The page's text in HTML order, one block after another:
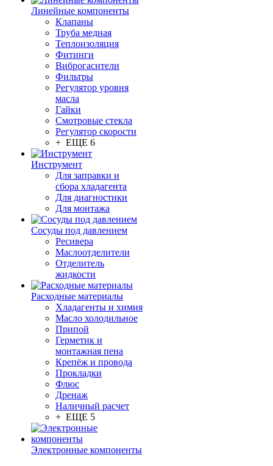
Линейные компоненты
Клапаны
Труба медная
Теплоизоляция
Фитинги
Виброгасители
Фильтры
Регулятор уровня
масла
Гайки
Смотровые стекла
Регулятор скорости
+ ЕЩЕ 6
Инструмент
Для заправки и
сбора хладагента
Для диагностики
Для монтажа
Сосуды под давлением
Ресивера
Маслоотделители
Отделитель
жидкости
Расходные материалы
Хладагенты и химия
Масло холодильное
Припой
Герметик и
монтажная пена
Крепёж и провода
Прокладки
Флюс
Дренаж
Наличный расчет
+ ЕЩЕ 5
Электронные компоненты